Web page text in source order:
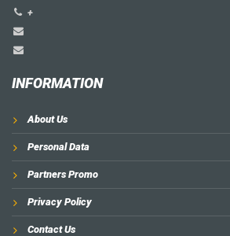
+
INFORMATION
About Us
Personal Data
Partners Promo
Privacy Policy
Contact Us